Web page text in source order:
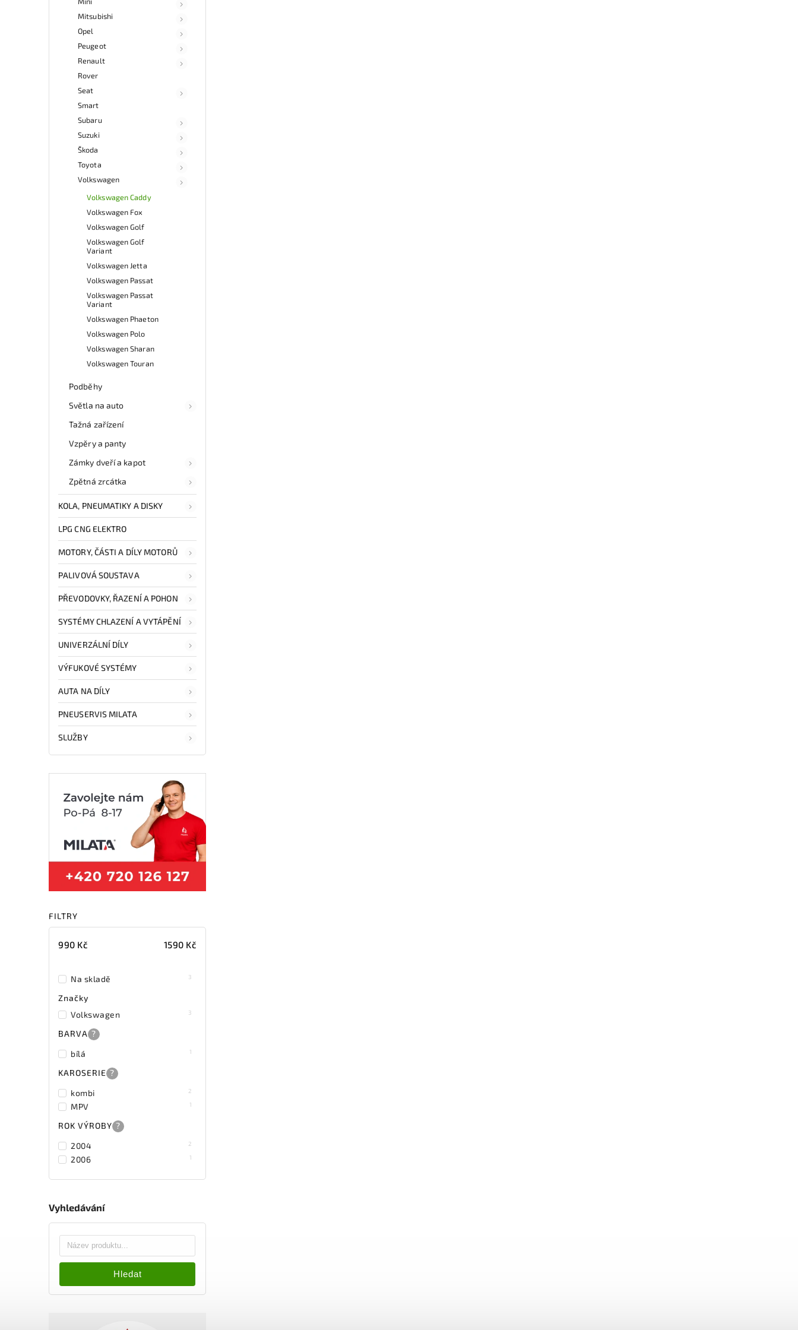
Mitsubishi
Opel
Peugeot
Renault
Rover
Seat
Smart
Subaru
Suzuki
Škoda
Toyota
Volkswagen
Volkswagen Caddy
Volkswagen Fox
Volkswagen Golf
Volkswagen Golf
Variant
Volkswagen Jetta
Volkswagen Passat
Volkswagen Passat
Variant
Volkswagen Phaeton
Volkswagen Polo
Volkswagen Sharan
Volkswagen Touran
Podběhy
Světla na auto
Tažná zařízení
Vzpěry a panty
Zámky dveří a kapot
Zpětná zrcátka
KOLA, PNEUMATIKY A DISKY
LPG CNG ELEKTRO
MOTORY, ČÁSTI A DÍLY MOTORŮ
PALIVOVÁ SOUSTAVA
PŘEVODOVKY, ŘAZENÍ A POHON
SYSTÉMY CHLAZENÍ A VYTÁPĚNÍ
UNIVERZÁLNÍ DÍLY
VÝFUKOVÉ SYSTÉMY
AUTA NA DÍLY
PNEUSERVIS MILATA
SLUŽBY
FILTRY
990 Kč 1590 Kč
Na skladě 3
Značky
Volkswagen
3
BARVA ?
bílá
1
KAROSERIE ?
kombi
2
MPV 1
ROK VÝROBY ?
2004
2
2006 1
Vyhledávání
Hledat